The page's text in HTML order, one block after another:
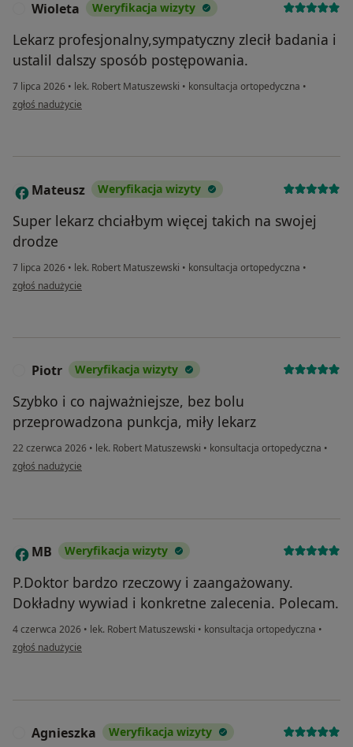
Wioleta Weryfikacja wizyty
Lekarz profesjonalny,sympatyczny zlecił badania i
ustalil dalszy sposób postępowania.
7 lipca 2026 • lek. Robert Matuszewski • konsultacja ortopedyczna •
w opinii użytkownika Wioleta
zgłoś nadużycie
M Mateusz Weryfikacja wizyty
Super lekarz chciałbym więcej takich na swojej
drodze
7 lipca 2026 • lek. Robert Matuszewski • konsultacja ortopedyczna •
w opinii użytkownika Mateusz
zgłoś nadużycie
Piotr Weryfikacja wizyty
Szybko i co najważniejsze, bez bolu
przeprowadzona punkcja, miły lekarz
22 czerwca 2026 • lek. Robert Matuszewski • konsultacja ortopedyczna •
w opinii użytkownika Piotr
zgłoś nadużycie
M MB Weryfikacja wizyty
P.Doktor bardzo rzeczowy i zaangażowany.
Dokładny wywiad i konkretne zalecenia. Polecam.
4 czerwca 2026 • lek. Robert Matuszewski • konsultacja ortopedyczna •
w opinii użytkownika MB
zgłoś nadużycie
Agnieszka Weryfikacja wizyty